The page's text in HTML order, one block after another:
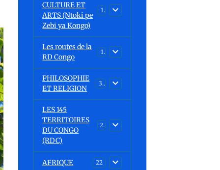
CULTURE ET
ARTS (Ntoki pe
Zebi ya Kongo)
15
Les routes de la
RD Congo
1
PHILOSOPHIE
ET RELIGION
32
LES 145
TERRITOIRES
DU CONGO
(RDC)
23
AFRIQUE 22